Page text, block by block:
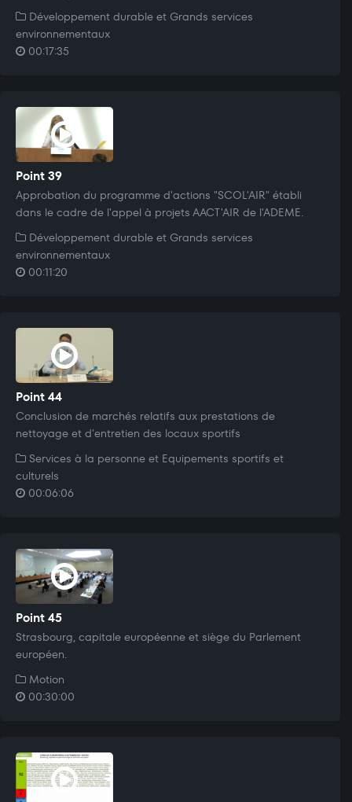
Développement durable et Grands services
environnementaux
00:17:35
Point 39
Approbation du programme d'actions "SCOL'AIR" établi
dans le cadre de l'appel à projets AACT'AIR de l'ADEME.
Développement durable et Grands services
environnementaux
00:11:20
Point 44
Conclusion de marchés relatifs aux prestations de
nettoyage et d'entretien des locaux sportifs
Services à la personne et Equipements sportifs et
culturels
00:06:06
Point 45
Strasbourg, capitale européenne et siège du Parlement
européen.
Motion
00:30:00